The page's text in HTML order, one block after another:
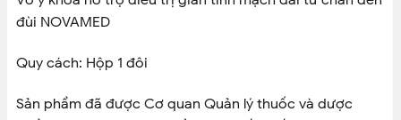
đùi NOVAMED
Quy cách: Hộp 1 đôi
Sản phẩm đã được Cơ quan Quản lý thuốc và dược